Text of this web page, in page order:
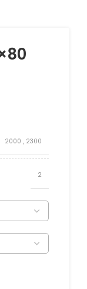
2000 , 2300
2